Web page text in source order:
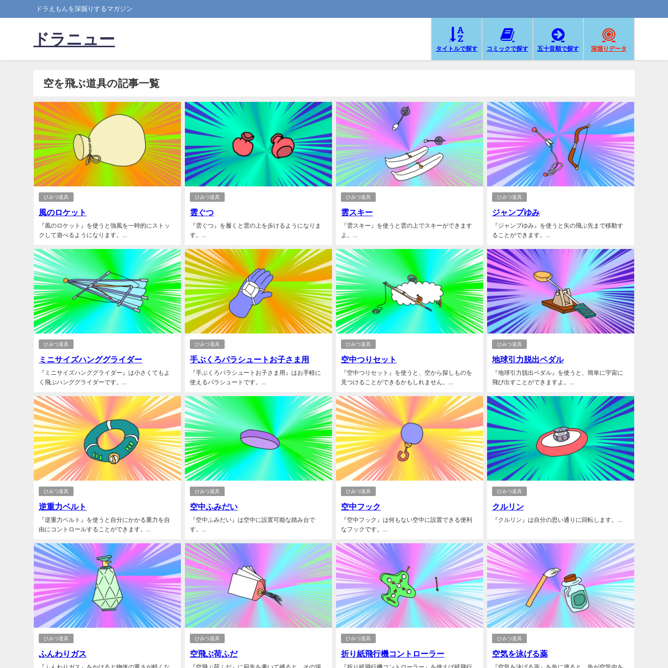
ドラえもんを深掘りするマガジン
ドラニュー
タイトルで探す コミックで探す 五十音順で探す 深堀りデータ
空を飛ぶ道具の記事一覧
ひみつ道具
風のロケット
『風のロケット』を使うと強風を一時的にストッ
クして遊べるようになります。...
ひみつ道具
雲ぐつ
『雲ぐつ』を履くと雲の上を歩けるようになりま
す。...
ひみつ道具
雲スキー
『雲スキー』を使うと雲の上でスキーができます
よ。...
ひみつ道具
ジャンプゆみ
『ジャンプゆみ』を使うと矢の飛ぶ先まで移動す
ることができます。...
ひみつ道具
ミニサイズハンググライダー
『ミニサイズハンググライダー』は小さくてもよ
く飛ぶハンググライダーです。...
ひみつ道具
手ぶくろパラシュートお子さま用
『手ぶくろパラシュートお子さま用』はお手軽に
使えるパラシュートです。...
ひみつ道具
空中つりセット
『空中つりセット』を使うと、空から探しものを
見つけることができるかもしれません。...
ひみつ道具
地球引力脱出ペダル
『地球引力脱出ペダル』を使うと、簡単に宇宙に
飛び出すことができますよ。...
ひみつ道具
逆重力ベルト
『逆重力ベルト』を使うと自分にかかる重力を自
由にコントロールすることができます。...
ひみつ道具
空中ふみだい
『空中ふみだい』は空中に設置可能な踏み台で
す。...
ひみつ道具
空中フック
『空中フック』は何もない空中に設置できる便利
なフックです。...
ひみつ道具
クルリン
『クルリン』は自分の思い通りに回転します。...
ひみつ道具
ふんわりガス
ひみつ道具
空飛ぶ荷ふだ
ひみつ道具
折り紙飛行機コントローラー
ひみつ道具
空気を泳げる薬